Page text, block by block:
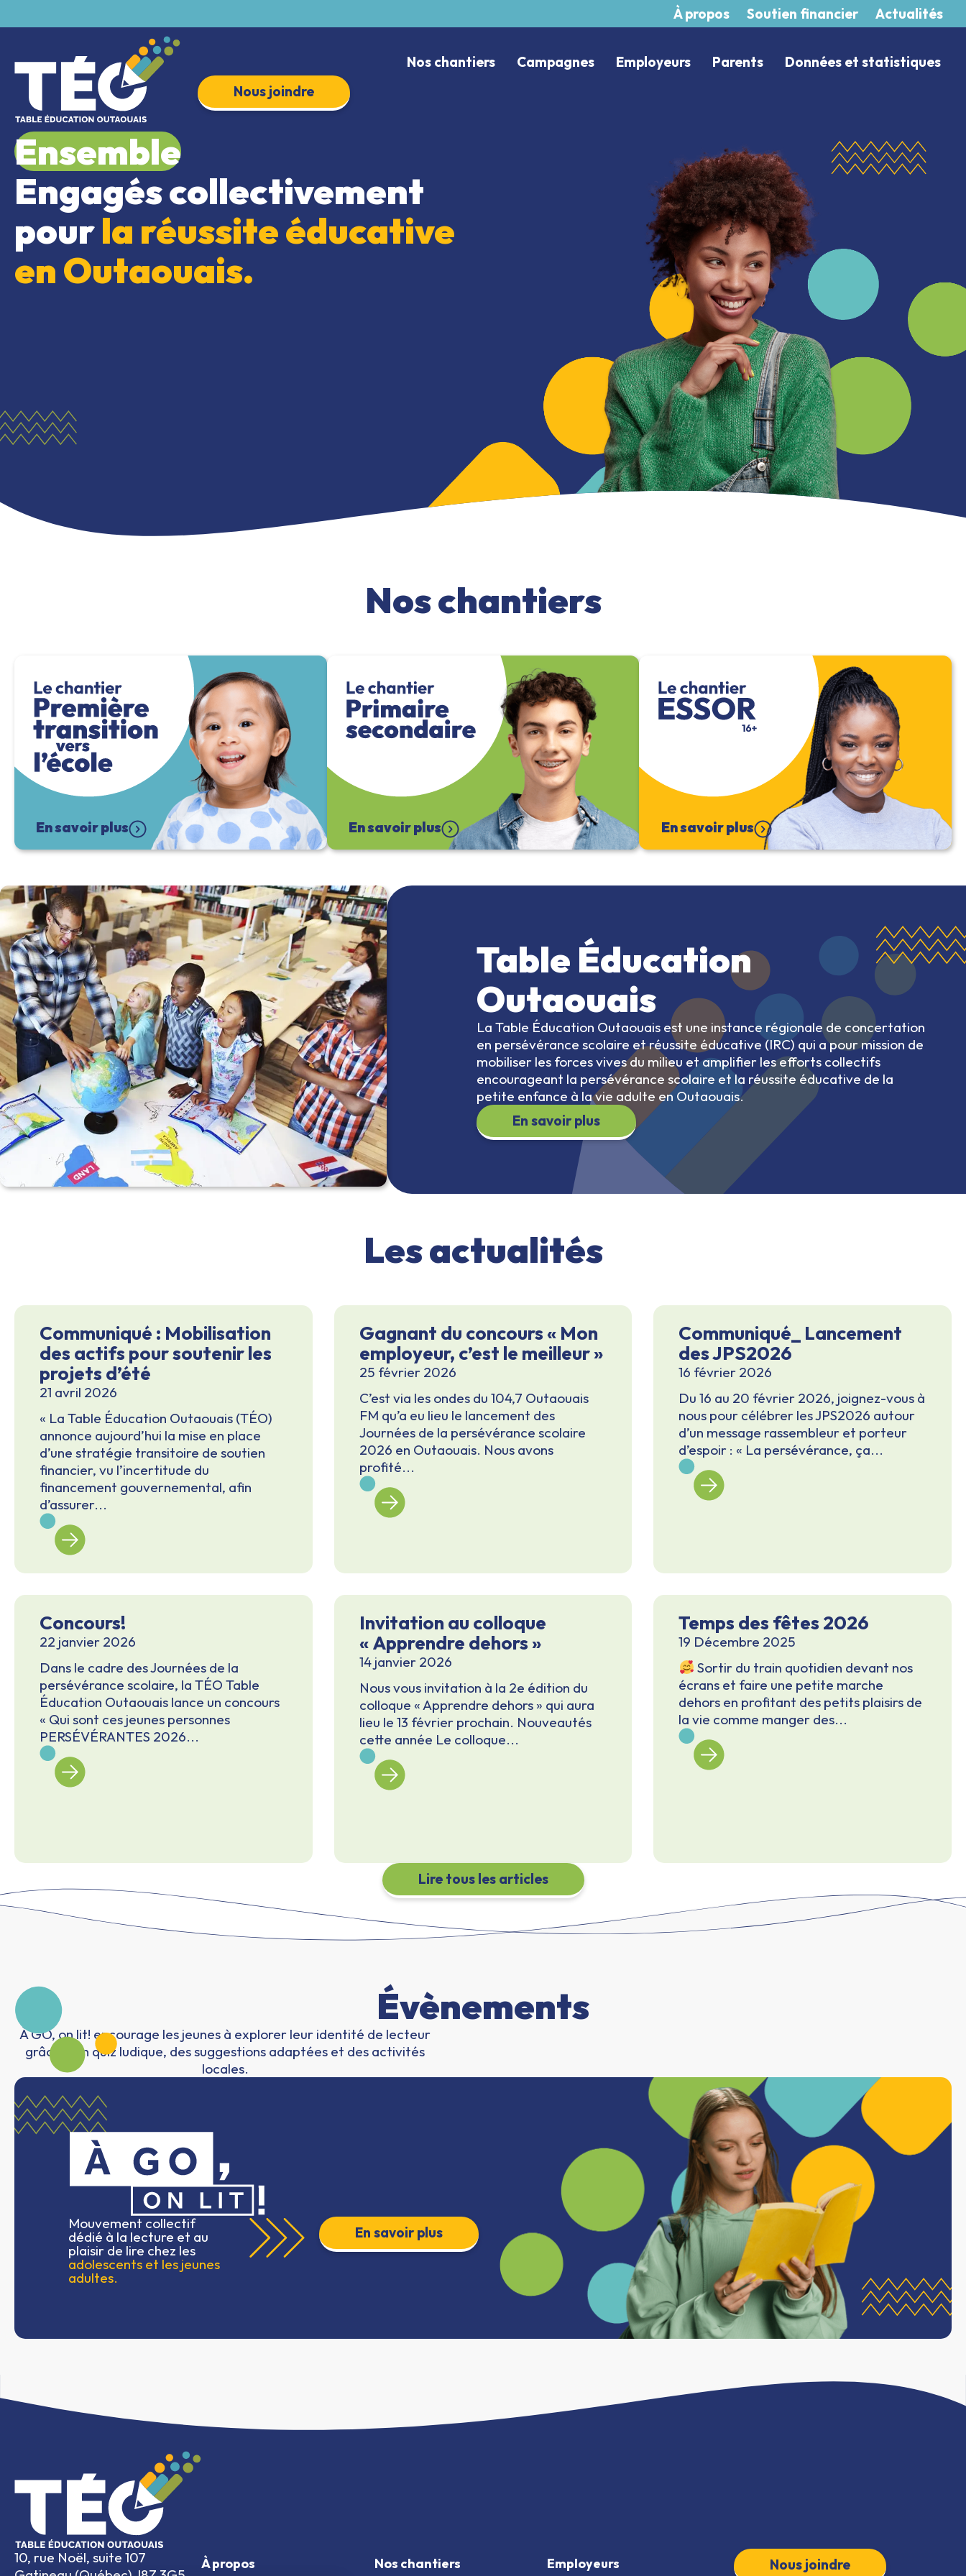
À propos Soutien financier Actualités
Nos chantiers Campagnes Employeurs Parents
Données et statistiques
Nous joindre
Ensemble
Engagés collectivement
pourla réussite éducative
en Outaouais.
Nos chantiers
En savoir plus En savoir plus En savoir plus
Table Éducation
Outaouais
La Table Éducation Outaouais est une instance régionale de concertation
en persévérance scolaire et réussite éducative (IRC) qui a pour mission de
mobiliser les forces vives du milieu et amplifier les efforts collectifs
encourageant la persévérance scolaire et la réussite éducative de la
petite enfance à la vie adulte en Outaouais.
En savoir plus
Les actualités
Communiqué : Mobilisation
des actifs pour soutenir les
projets d’été
21 avril 2026
« La Table Éducation Outaouais (TÉO)
annonce aujourd’hui la mise en place
d’une stratégie transitoire de soutien
financier, vu l’incertitude du
financement gouvernemental, afin
d’assurer...
Gagnant du concours « Mon
employeur, c’est le meilleur »
25 février 2026
C’est via les ondes du 104,7 Outaouais
FM qu’a eu lieu le lancement des
Journées de la persévérance scolaire
2026 en Outaouais. Nous avons
profité...
Communiqué_ Lancement
des JPS2026
16 février 2026
Du 16 au 20 février 2026, joignez-vous à
nous pour célébrer les JPS2026 autour
d’un message rassembleur et porteur
d’espoir : « La persévérance, ça...
Concours!
22 janvier 2026
Dans le cadre des Journées de la
persévérance scolaire, la TÉO Table
Éducation Outaouais lance un concours
« Qui sont ces jeunes personnes
PERSÉVÉRANTES 2026...
Invitation au colloque
« Apprendre dehors »
14 janvier 2026
Nous vous invitation à la 2e édition du
colloque « Apprendre dehors » qui aura
lieu le 13 février prochain. Nouveautés
cette année Le colloque...
Temps des fêtes 2026
19 Décembre 2025
Sortir du train quotidien devant nos
écrans et faire une petite marche
dehors en profitant des petits plaisirs de
la vie comme manger des...
Lire tous les articles
Évènements
À GO, on lit! encourage les jeunes à explorer leur identité de lecteur
grâce à un quiz ludique, des suggestions adaptées et des activités
locales.
Mouvement collectif
dédié à la lecture et au
plaisir de lire chez les
adolescents et les jeunes
adultes.
En savoir plus
10, rue Noël, suite 107
À propos Nos chantiers Employeurs Nous joindre